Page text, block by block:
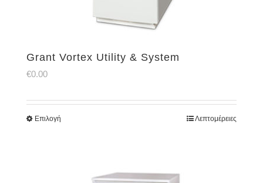
Grant Vortex Utility & System
€0.00
Επιλογή Λεπτομέρειες